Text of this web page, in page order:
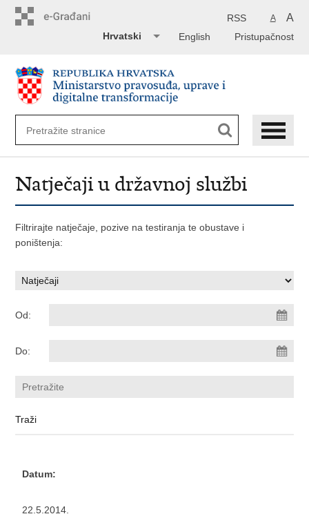
A A
RSS
Pristupačnost
English
Hrvatski
Natječaji u državnoj službi
Filtrirajte natječaje, pozive na testiranja te obustave i
poništenja:
Od:
Do:
Datum:
22.5.2014.